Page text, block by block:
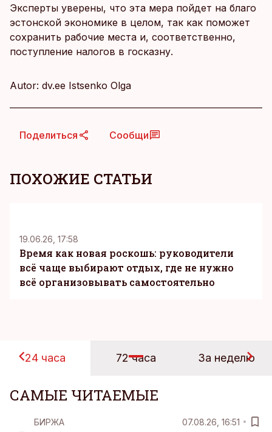
Эксперты уверены, что эта мера пойдет на благо
эстонской экономике в целом, так как поможет
сохранить рабочие места и, соответственно,
поступление налогов в госказну.
Autor: dv.ee Istsenko Olga
Поделиться Сообщи
ПОХОЖИЕ СТАТЬИ
19.06.26, 17:58
Время как новая роскошь: руководители
всё чаще выбирают отдых, где не нужно
всё организовывать самостоятельно
24 часа 72 часа За неделю
САМЫЕ ЧИТАЕМЫЕ
БИРЖА 07.08.26, 16:51